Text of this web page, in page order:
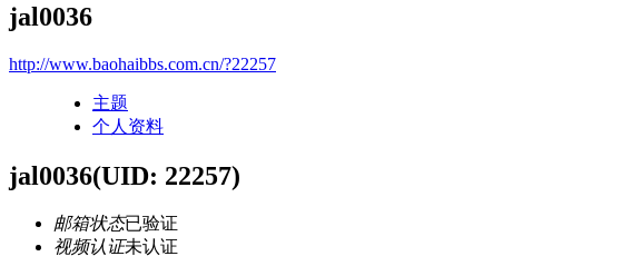
jal0036
http://www.baohaibbs.com.cn/?22257
主题
个人资料
jal0036(UID: 22257)
邮箱状态已验证
视频认证未认证